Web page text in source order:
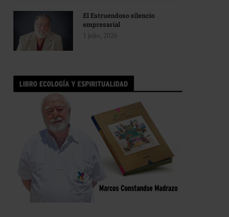
El Estruendoso silencio
empresarial
1 julio, 2026